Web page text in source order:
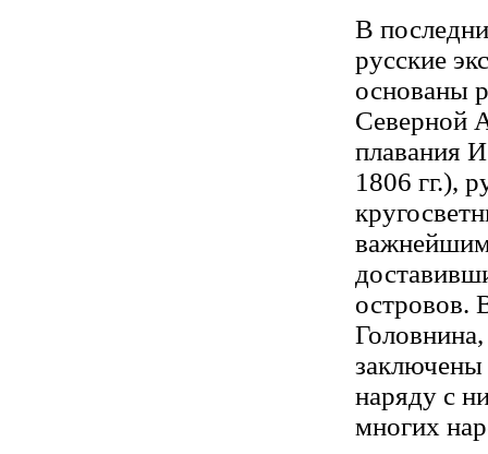
В
русские
основаны
Северной
плавания
1806 гг.),
островов.
заключены
наряду с
многих